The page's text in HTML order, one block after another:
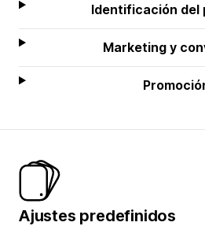
Identificación del
Marketing y
Ajustes predefinidos